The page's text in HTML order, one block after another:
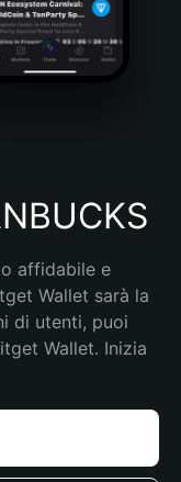
affidabile e
Wallet sarà la
di utenti, puoi
Wallet. Inizia